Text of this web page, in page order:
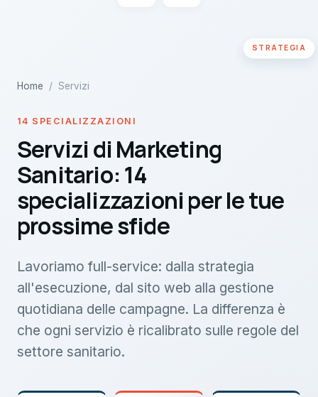
Home / Servizi
14 SPECIALIZZAZIONI
Servizi di Marketing
Sanitario: 14
specializzazioni per le tue
prossime sfide
Lavoriamo full-service: dalla strategia
all'esecuzione, dal sito web alla gestione
quotidiana delle campagne. La differenza è
che ogni servizio è ricalibrato sulle regole del
settore sanitario.
STRATEGIA